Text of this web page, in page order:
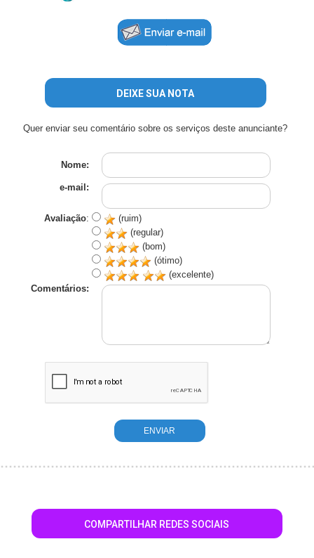
DEIXE SUA NOTA
Quer enviar seu comentário sobre os serviços deste anunciante?
Nome:
e-mail:
Avaliação:
(ruim)
(regular)
(bom)
(ótimo)
(excelente)
Comentários:
COMPARTILHAR REDES SOCIAIS